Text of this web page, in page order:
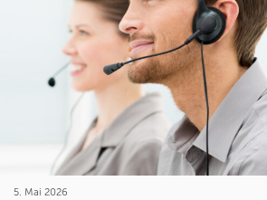
5. Mai 2026